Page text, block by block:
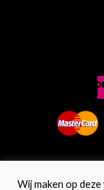
Wij maken op